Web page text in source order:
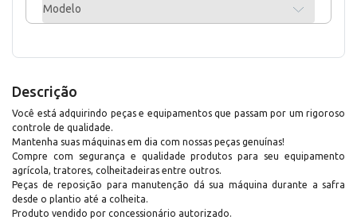
Modelo
Descrição
Você está adquirindo peças e equipamentos que passam por um rigoroso
controle de qualidade.
Mantenha suas máquinas em dia com nossas peças genuínas!
Compre com segurança e qualidade produtos para seu equipamento
agrícola, tratores, colheitadeiras entre outros.
Peças de reposição para manutenção dá sua máquina durante a safra
desde o plantio até a colheita.
Produto vendido por concessionário autorizado.